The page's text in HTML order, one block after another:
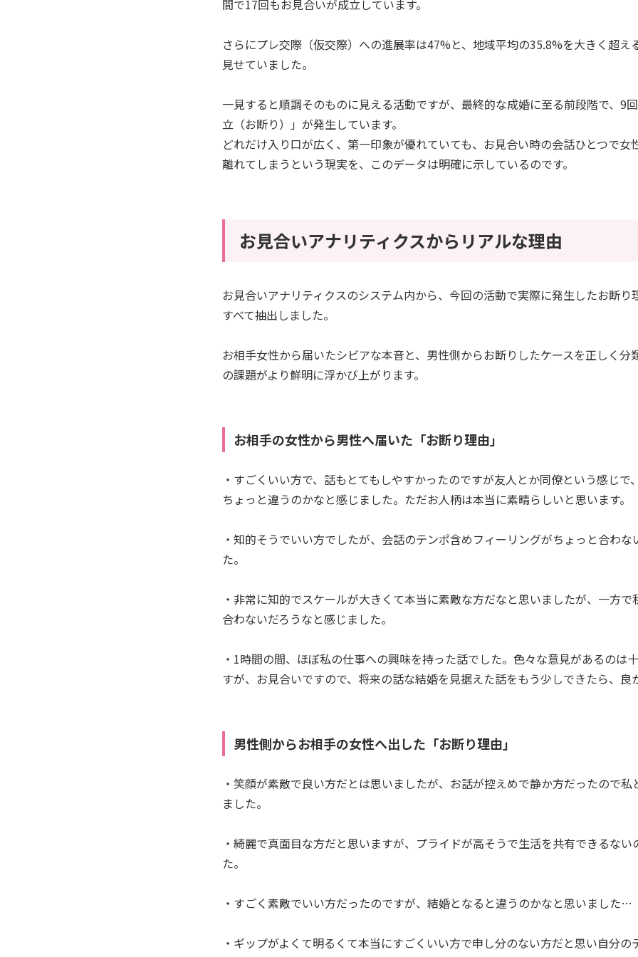
間で17回もお見合いが成立しています。
さらにプレ交際（仮交際）への進展率は47%と、地域平均の35.8%を大きく超え
見せていました。
一見すると順調そのものに見える活動ですが、最終的な成婚に至る前段階で、9
立（お断り）」が発生しています。
どれだけ入り口が広く、第一印象が優れていても、お見合い時の会話ひとつで女
離れてしまうという現実を、このデータは明確に示しているのです。
お見合いアナリティクスからリアルな理由
お見合いアナリティクスのシステム内から、今回の活動で実際に発生したお断り
すべて抽出しました。
お相手女性から届いたシビアな本音と、男性側からお断りしたケースを正しく分
の課題がより鮮明に浮かび上がります。
お相手の女性から男性へ届いた「お断り理由」
・すごくいい方で、話もとてもしやすかったのですが友人とか同僚という感じで
ちょっと違うのかなと感じました。ただお人柄は本当に素晴らしいと思います。
・知的そうでいい方でしたが、会話のテンポ含めフィーリングがちょっと合わ
た。
・非常に知的でスケールが大きくて本当に素敵な方だなと思いましたが、一方
合わないだろうなと感じました。
・1時間の間、ほぼ私の仕事への興味を持った話でした。色々な意見があるのは
すが、お見合いですので、将来の話な結婚を見据えた話をもう少しできたら、良
男性側からお相手の女性へ出した「お断り理由」
・笑顔が素敵で良い方だとは思いましたが、お話が控えめで静か方だったので
ました。
・綺麗で真面目な方だと思いますが、プライドが高そうで生活を共有できるな
た。
・すごく素敵でいい方だったのですが、結婚となると違うのかなと思いました…
・ギップがよくて明るくて本当にすごくいい方で申し分のない方だと思い自分の